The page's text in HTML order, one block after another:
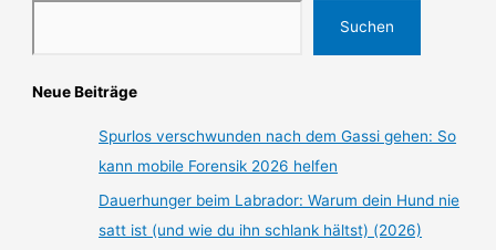
Suchen
Neue Beiträge
Spurlos verschwunden nach dem Gassi gehen: So
kann mobile Forensik 2026 helfen
Dauerhunger beim Labrador: Warum dein Hund nie
satt ist (und wie du ihn schlank hältst) (2026)